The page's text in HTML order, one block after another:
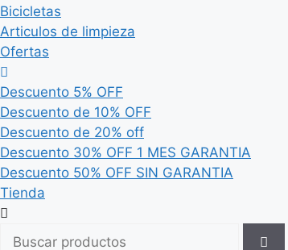
Bicicletas
Articulos de limpieza
Ofertas
Descuento 5% OFF
Descuento de 10% OFF
Descuento de 20% off
Descuento 30% OFF 1 MES GARANTIA
Descuento 50% OFF SIN GARANTIA
Tienda